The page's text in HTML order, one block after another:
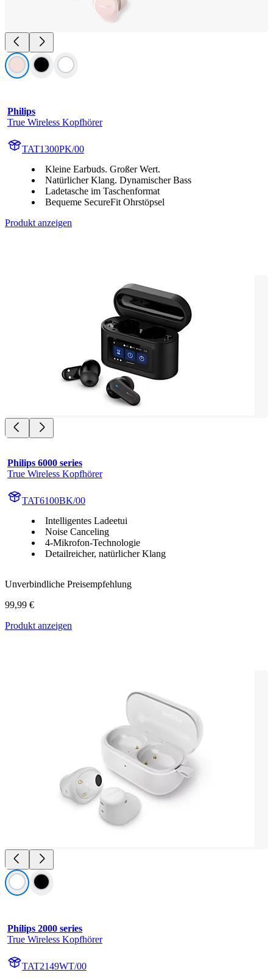
Philips
True Wireless Kopfhörer
TAT1300PK/00
Kleine Earbuds. Großer Wert.
Natürlicher Klang. Dynamischer Bass
Ladetasche im Taschenformat
Bequeme SecureFit Ohrstöpsel
Produkt anzeigen
Philips 6000 series
True Wireless Kopfhörer
TAT6100BK/00
Intelligentes Ladeetui
Noise Canceling
4-Mikrofon-Technologie
Detailreicher, natürlicher Klang
Unverbindliche Preisempfehlung
99,99 €
Produkt anzeigen
Philips 2000 series
True Wireless Kopfhörer
TAT2149WT/00